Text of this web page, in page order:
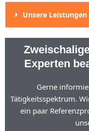
Unsere
Experten
Gerne
Tätigkeitsspektrum.
ein paar